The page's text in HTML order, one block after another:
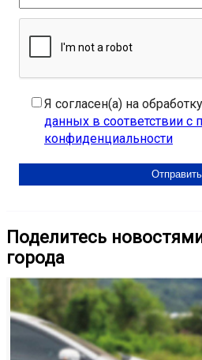
Я согласен(а) на обработку
данных в соответствии с
конфиденциальности
Поделитесь
города